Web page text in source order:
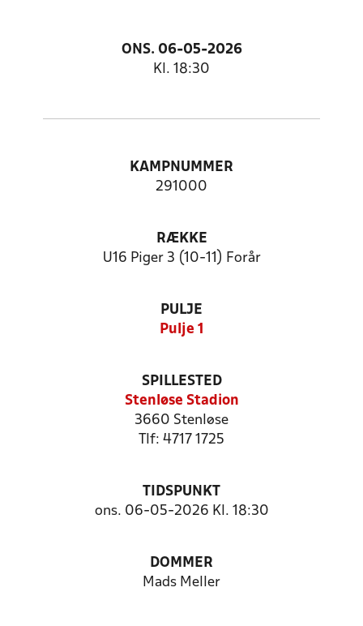
ONS. 06-05-2026
Kl. 18:30
KAMPNUMMER
291000
RÆKKE
U16 Piger 3 (10-11) Forår
PULJE
Pulje 1
SPILLESTED
Stenløse Stadion
3660 Stenløse
Tlf: 4717 1725
TIDSPUNKT
ons. 06-05-2026 Kl. 18:30
DOMMER
Mads Meller